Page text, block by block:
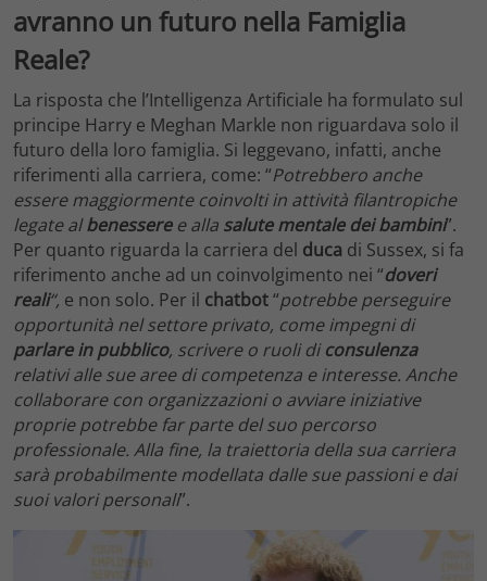
avranno un futuro nella Famiglia
Reale?
La risposta che l’Intelligenza Artificiale ha formulato sul
principe Harry e Meghan Markle non riguardava solo il
futuro della loro famiglia. Si leggevano, infatti, anche
riferimenti alla carriera, come: “Potrebbero anche
essere maggiormente coinvolti in attività filantropiche
legate albenesseree alla salute mentale dei bambini”.
Per quanto riguarda la carriera del duca di Sussex, si fa
riferimento anche ad un coinvolgimento nei “doveri
reali“, e non solo. Per il chatbot“potrebbe perseguire
opportunità nel settore privato, come impegni di
parlare in pubblico, scrivere o ruoli diconsulenza
relativi alle sue aree di competenza e interesse. Anche
collaborare con organizzazioni o avviare iniziative
proprie potrebbe far parte del suo percorso
professionale. Alla fine, la traiettoria della sua carriera
sarà probabilmente modellata dalle sue passioni e dai
suoi valori personali”.